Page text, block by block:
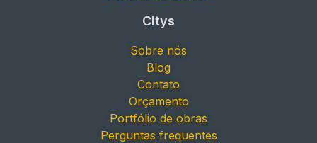
Citys
Sobre nós
Blog
Contato
Orçamento
Portfólio de obras
Perguntas frequentes